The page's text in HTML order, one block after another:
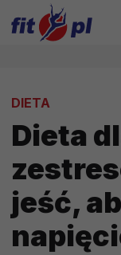
DIETA
Dieta
jeść,